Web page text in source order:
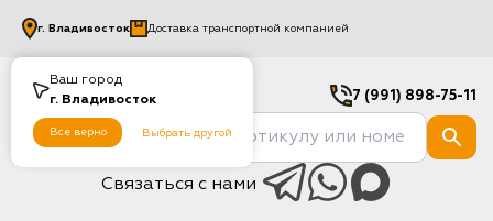
Ваш город
г. Владивосток
Все верно Выбрать другой
г. Владивосток Доставка транспортной компанией
7 (991) 898-75-11
Связаться с нами